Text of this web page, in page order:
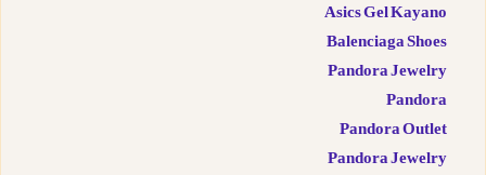
Asics Gel Kayano
Balenciaga Shoes
Pandora Jewelry
Pandora
Pandora Outlet
Pandora Jewelry